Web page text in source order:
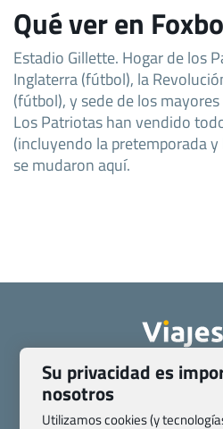
Qué ver en
Estadio Gillette. Hogar de los
Inglaterra (fútbol), la
(fútbol), y sede de los
Los Patriotas han vendido
(incluyendo la pretemporada
se mudaron aquí.
Quienes somos
Pasaporte, Visado, Salud y otras
Blog de Viajes.com
Su privacidad es
nosotros
Utilizamos cookies (y